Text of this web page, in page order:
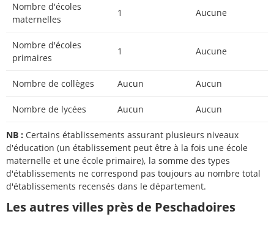
Nombre d'écoles
maternelles
1 Aucune
Nombre d'écoles
primaires
1 Aucune
Nombre de collèges Aucun Aucun
Nombre de lycées Aucun Aucun
NB : Certains établissements assurant plusieurs niveaux
d'éducation (un établissement peut être à la fois une école
maternelle et une école primaire), la somme des types
d'établissements ne correspond pas toujours au nombre total
d'établissements recensés dans le département.
Les autres villes près de Peschadoires